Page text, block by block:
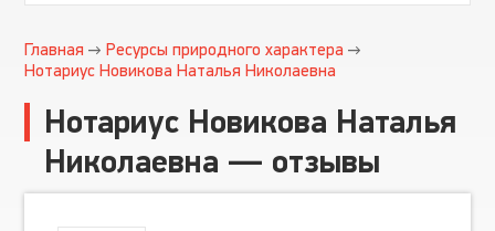
Главная
Ресурсы природного характера
Нотариус Новикова Наталья Николаевна
Нотариус Новикова Наталья
Николаевна — отзывы